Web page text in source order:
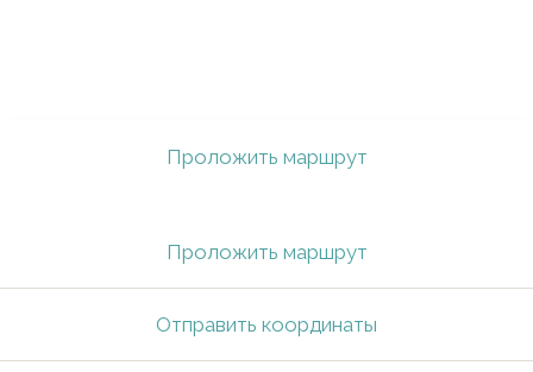
Проложить маршрут
Проложить маршрут
Отправить координаты